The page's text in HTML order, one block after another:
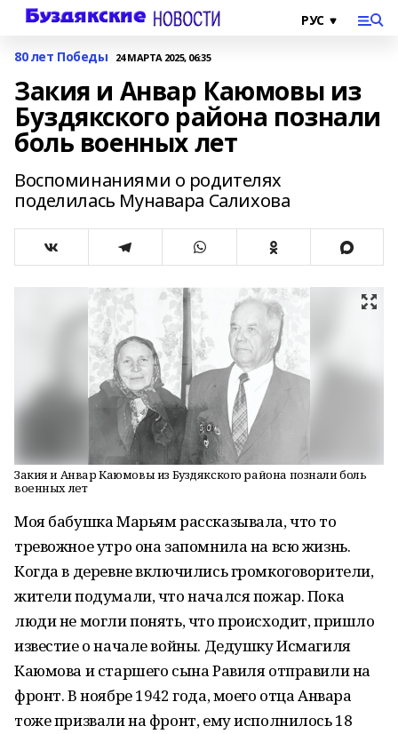
80 лет Победы 24 МАРТА 2025, 06:35
Закия и Анвар Каюмовы из
Буздякского района познали
боль военных лет
Воспоминаниями о родителях
поделилась Мунавара Салихова
Закия и Анвар Каюмовы из Буздякского района познали боль
военных лет
Моя бабушка Марьям рассказывала, что то
тревожное утро она запомнила на всю жизнь.
Когда в деревне включились громкоговорители,
жители подумали, что начался пожар. Пока
люди не могли понять, что происходит, пришло
известие о начале войны. Дедушку Исмагиля
Каюмова и старшего сына Равиля отправили на
фронт. В ноябре 1942 года, моего отца Анвара
тоже призвали на фронт, ему исполнилось 18